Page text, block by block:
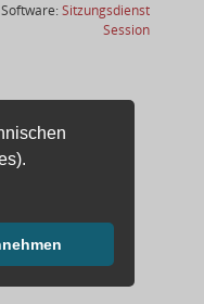
Software:Sitzungsdienst
Session(Wird in